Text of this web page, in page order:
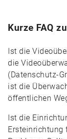
Kurze FAQ
Ist die
die
(Datenschutz-
ist die
öffentlichen
Ist die
Ersteinrichtung